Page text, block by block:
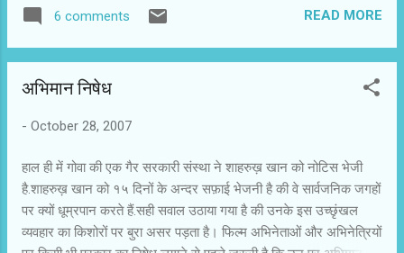
क्या आप सभी एक -एक गीत टिप्पणियों में देंगे?
6 comments READ MORE
अभिमान निषेध
- October 28, 2007
हाल ही में गोवा की एक गैर सरकारी संस्था ने शाहरुख़ खान को नोटिस भेजी
है.शाहरुख़ खान को १५ दिनों के अन्दर सफ़ाई भेजनी है की वे सार्वजनिक जगहों
पर क्यों धूम्रपान करते हैं.सही सवाल उठाया गया है की उनके इस उच्छृंखल
व्यवहार का किशोरों पर बुरा असर पड़ता है। फिल्म अभिनेताओं और अभिनेत्रियों